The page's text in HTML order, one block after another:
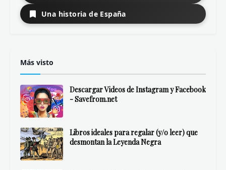
Una historia de España
Más visto
Descargar Videos de Instagram y Facebook
- Savefrom.net
Libros ideales para regalar (y/o leer) que
desmontan la Leyenda Negra